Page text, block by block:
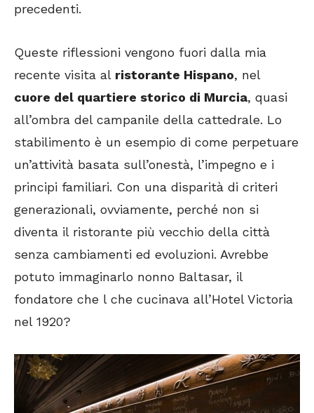
precedenti.
Queste riflessioni vengono fuori dalla mia
recente visita al ristorante Hispano, nel
cuore del quartiere storico di Murcia, quasi
all’ombra del campanile della cattedrale. Lo
stabilimento è un esempio di come perpetuare
un’attività basata sull’onestà, l’impegno e i
principi familiari. Con una disparità di criteri
generazionali, ovviamente, perché non si
diventa il ristorante più vecchio della città
senza cambiamenti ed evoluzioni. Avrebbe
potuto immaginarlo nonno Baltasar, il
fondatore che l che cucinava all’Hotel Victoria
nel 1920?